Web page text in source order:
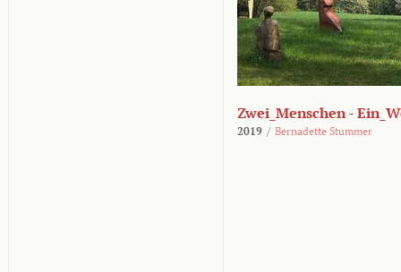
Zwei_Menschen -
2019 / Bernadette Stummer